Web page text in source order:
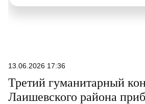
13.06.2026 17:36
Третий гуманитарный
Лаишевского района